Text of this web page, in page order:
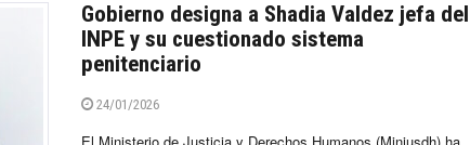
Gobierno designa a Shadia Valdez jefa del
INPE y su cuestionado sistema
penitenciario
24/01/2026